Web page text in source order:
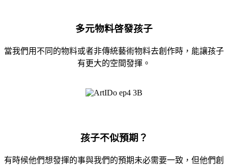
多元物料啓發孩子
當我們用不同的物料或者非傳統藝術物料去創作時，能讓孩子
有更大的空間發揮。
孩子不似預期？
有時候他們想發揮的事與我們的預期未必需要一致，但他們創